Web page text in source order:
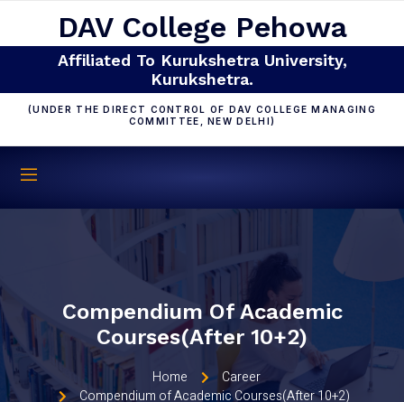
DAV College Pehowa
Affiliated To Kurukshetra University,
Kurukshetra.
(UNDER THE DIRECT CONTROL OF DAV COLLEGE MANAGING
COMMITTEE, NEW DELHI)
Compendium Of Academic
Courses(After 10+2)
Home
Career
Compendium of Academic Courses(After 10+2)